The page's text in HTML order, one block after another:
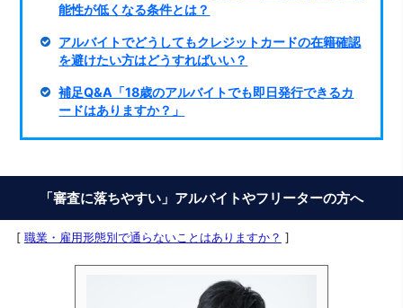
能性が低くなる条件とは？
アルバイトでどうしてもクレジットカードの在籍確認
を避けたい方はどうすればいい？
補足Q&A「18歳のアルバイトでも即日発行できるカ
ードはありますか？」
「審査に落ちやすい」アルバイトやフリーターの方へ
[ 職業・雇用形態別で通らないことはありますか？ ]